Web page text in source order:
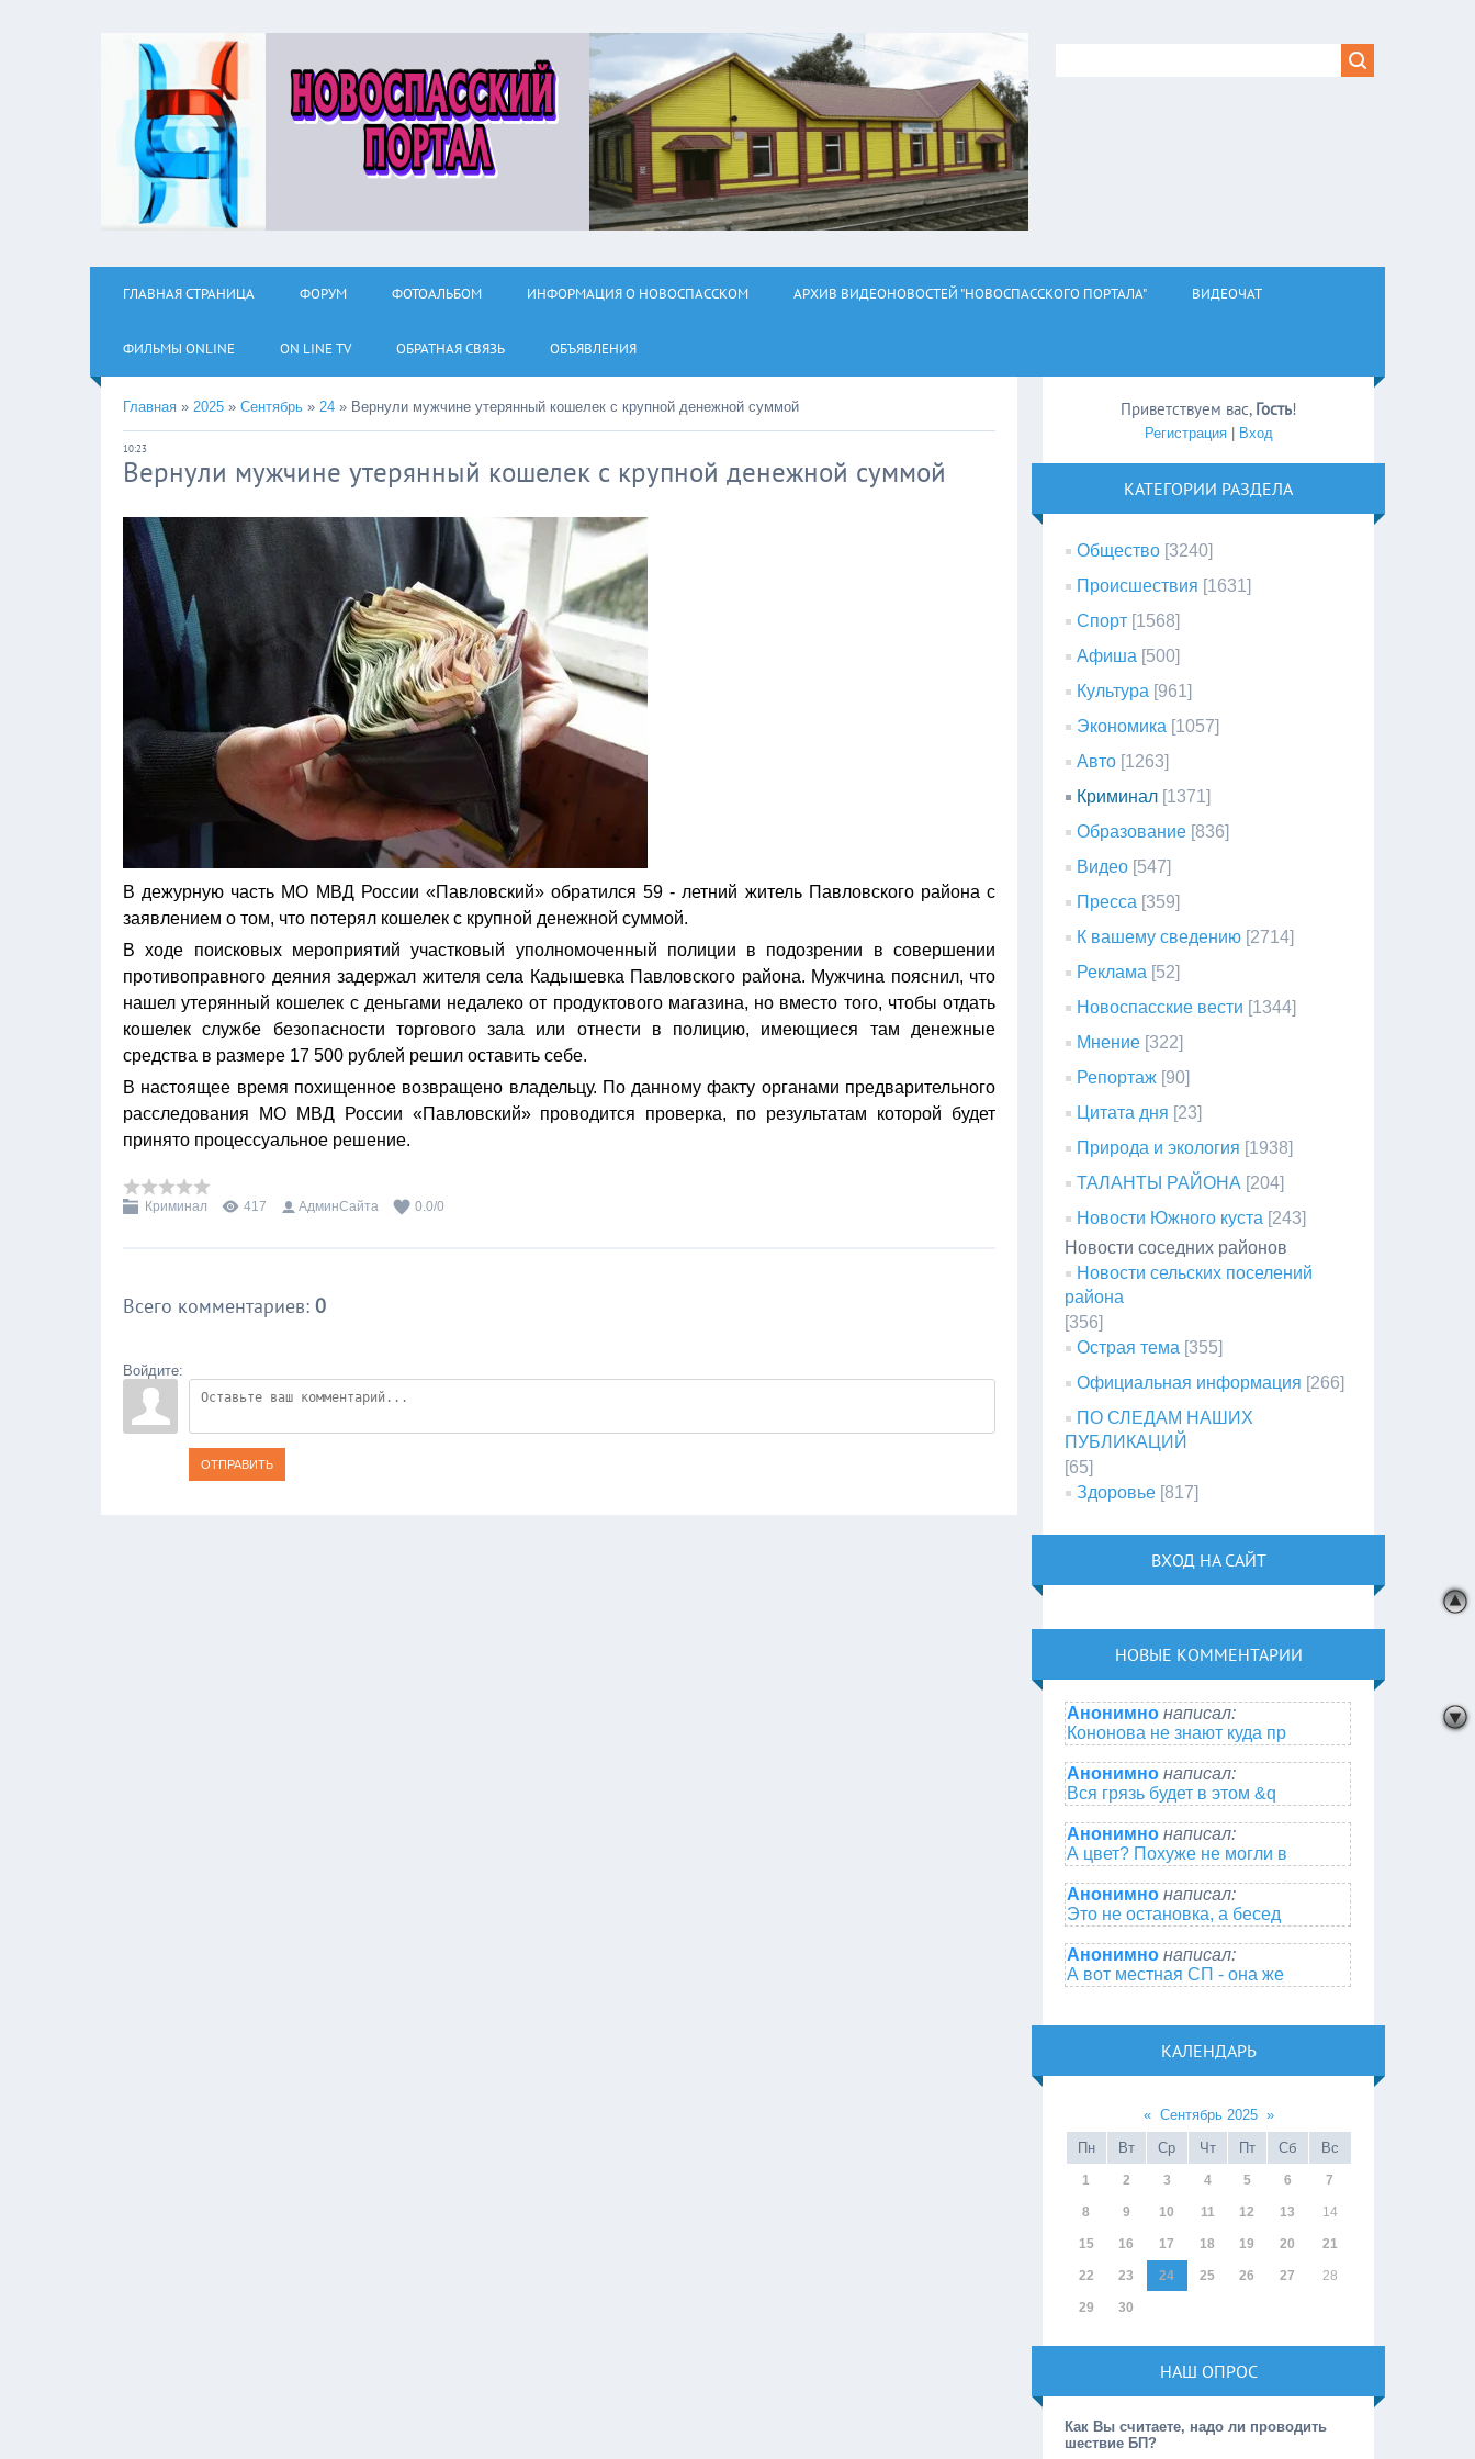
ГЛАВНАЯ СТРАНИЦА ФОРУМ ФОТОАЛЬБОМ ИНФОРМАЦИЯ О НОВОСПАССКОМ АРХИВ ВИДЕОНОВОСТЕЙ "НОВОСПАССКОГО ПОРТАЛА" ВИДЕОЧАТ
ФИЛЬМЫ ОNLINE ON LINE TV ОБРАТНАЯ СВЯЗЬ ОБЪЯВЛЕНИЯ
Главная » 2025 » Сентябрь » 24 » Вернули мужчине утерянный кошелек с крупной денежной суммой
10:23
Вернули мужчине утерянный кошелек с крупной денежной суммой
В дежурную часть МО МВД России «Павловский» обратился 59 - летний житель Павловского района с
заявлением о том, что потерял кошелек с крупной денежной суммой.
В ходе поисковых мероприятий участковый уполномоченный полиции в подозрении в совершении
противоправного деяния задержал жителя села Кадышевка Павловского района. Мужчина пояснил, что
нашел утерянный кошелек с деньгами недалеко от продуктового магазина, но вместо того, чтобы отдать
кошелек службе безопасности торгового зала или отнести в полицию, имеющиеся там денежные
средства в размере 17 500 рублей решил оставить себе.
В настоящее время похищенное возвращено владельцу. По данному факту органами предварительного
расследования МО МВД России «Павловский» проводится проверка, по результатам которой будет
принято процессуальное решение.
Криминал 417 АдминСайта 0.0/0
Всего комментариев: 0
Войдите:
ОТПРАВИТЬ
Приветствуем вас, Гость!
Регистрация| Вход
КАТЕГОРИИ РАЗДЕЛА
Общество [3240]
Происшествия [1631]
Спорт [1568]
Афиша [500]
Культура [961]
Экономика [1057]
Авто [1263]
Криминал [1371]
Образование [836]
Видео [547]
Пресса [359]
К вашему сведению [2714]
Реклама [52]
Новоспасские вести [1344]
Мнение [322]
Репортаж [90]
Цитата дня [23]
Природа и экология [1938]
ТАЛАНТЫ РАЙОНА [204]
Новости Южного куста [243]
Новости соседних районов
Новости сельских поселений
района
[356]
Острая тема [355]
Официальная информация [266]
ПО СЛЕДАМ НАШИХ
ПУБЛИКАЦИЙ
[65]
Здоровье [817]
ВХОД НА САЙТ
НОВЫЕ КОММЕНТАРИИ
Анонимно написал:
Кононова не знают куда пр
Анонимно написал:
Вся грязь будет в этом &q
Анонимно написал:
А цвет? Похуже не могли в
Анонимно написал:
Это не остановка, а бесед
Анонимно написал:
А вот местная СП - она же
КАЛЕНДАРЬ
« Сентябрь 2025 »
Пн
Вт Ср Чт Пт Сб Вс
1 2 3 4 5 6 7
8 9 10 11 12 13 14
15 16 17 18 19 20 21
22 23 24 25 26 27 28
29 30
НАШ ОПРОС
Как Вы считаете, надо ли проводить
шествие БП?